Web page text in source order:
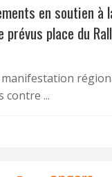
en soutien à
prévus place du
contre ...